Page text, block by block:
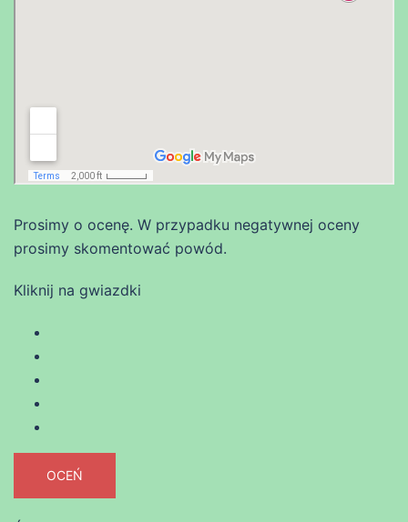
Prosimy o ocenę. W przypadku negatywnej oceny
prosimy skomentować powód.
Kliknij na gwiazdki
OCEŃ